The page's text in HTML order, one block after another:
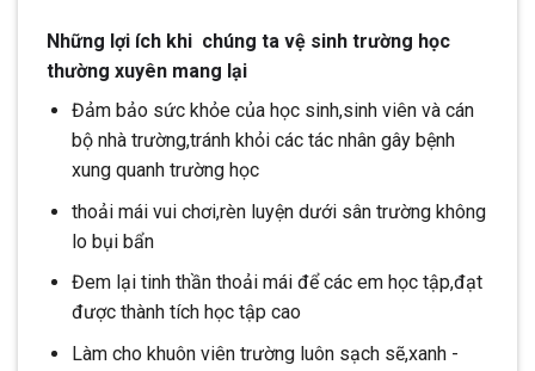
Những lợi ích khi chúng ta vệ sinh trường học
thường xuyên mang lại
Đảm bảo sức khỏe của học sinh,sinh viên và cán
bộ nhà trường,tránh khỏi các tác nhân gây bệnh
xung quanh trường học
thoải mái vui chơi,rèn luyện dưới sân trường không
lo bụi bẩn
Đem lại tinh thần thoải mái để các em học tập,đạt
được thành tích học tập cao
Làm cho khuôn viên trường luôn sạch sẽ,xanh -